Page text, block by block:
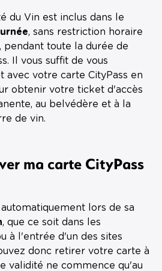
du Vin est inclus dans le
, sans restriction horaire
pendant toute la durée de
Il vous suffit de vous
avec votre carte CityPass en
obtenir votre ticket d'accès
au belvédère et à la
de vin.
ma carte CityPass
automatiquement lors de sa
, que ce soit dans les
à l'entrée d'un des sites
donc retirer votre carte à
validité ne commence qu'au